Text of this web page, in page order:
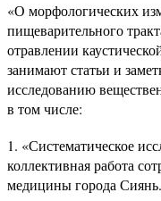
«О морфологических
пищеварительного
отравлении
занимают статьи и
исследованию
в том числе:
«Систематическое
коллективная работа
медицины города Сиянь.